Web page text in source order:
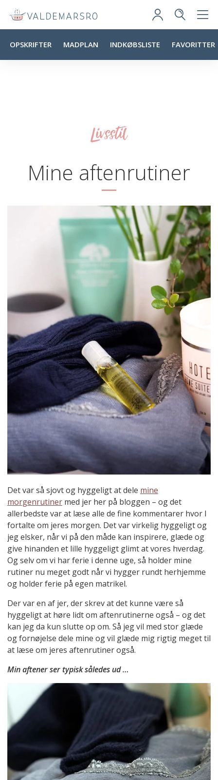
OPSKRIFTER MADPLAN INDKØBSLISTE FAVORITTER
Livsstil
Mine aftenrutiner
Det var så sjovt og hyggeligt at dele mine
morgenrutiner med jer her på bloggen – og det
allerbedste var at læse alle de fine kommentarer hvor I
fortalte om jeres morgen. Det var virkelig hyggeligt og
jeg elsker, når vi på den måde kan inspirere, glæde og
give hinanden et lille hyggeligt glimt at vores hverdag.
Og selv om vi har ferie i denne uge, så holder mine
rutiner nu meget godt når vi hygger rundt herhjemme
og holder ferie på egen matrikel.
Der var en af jer, der skrev at det kunne være så
hyggeligt at høre lidt om aftenrutinerne også – og det
kan jeg da kun slutte op om. Så jeg vil med stor glæde
og fornøjelse dele mine og vil glæde mig rigtig meget til
at læse om jeres aftenrutiner også.
Min aftener ser typisk således ud …